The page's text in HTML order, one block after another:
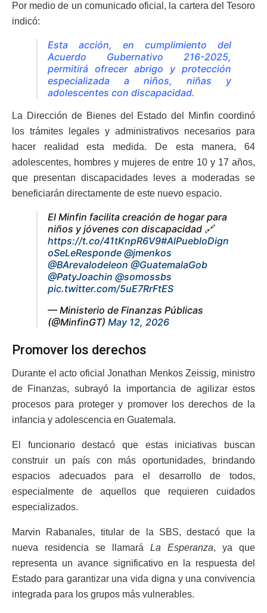
Por medio de un comunicado oficial, la cartera del Tesoro
indicó:
Esta acción, en cumplimiento del
Acuerdo Gubernativo 216-2025,
permitirá ofrecer abrigo y protección
especializada a niños, niñas y
adolescentes con discapacidad.
La Dirección de Bienes del Estado del Minfin coordinó
los trámites legales y administrativos necesarios para
hacer realidad esta medida. De esta manera, 64
adolescentes, hombres y mujeres de entre 10 y 17 años,
que presentan discapacidades leves a moderadas se
beneficiarán directamente de este nuevo espacio.
El Minfin facilita creación de hogar para
niños y jóvenes con discapacidad 🔗
https://t.co/41tKnpR6V9#AlPuebloDign
oSeLeResponde @jmenkos
@BArevalodeleon @GuatemalaGob
@PatyJoachin @somossbs
pic.twitter.com/5uE7RrFtES
— Ministerio de Finanzas Públicas
(@MinfinGT) May 12, 2026
Promover los derechos
Durante el acto oficial Jonathan Menkos Zeissig, ministro
de Finanzas, subrayó la importancia de agilizar estos
procesos para proteger y promover los derechos de la
infancia y adolescencia en Guatemala.
El funcionario destacó que estas iniciativas buscan
construir un país con más oportunidades, brindando
espacios adecuados para el desarrollo de todos,
especialmente de aquellos que requieren cuidados
especializados.
Marvin Rabanales, titular de la SBS, destacó que la
nueva residencia se llamará La Esperanza, ya que
representa un avance significativo en la respuesta del
Estado para garantizar una vida digna y una convivencia
integrada para los grupos más vulnerables.